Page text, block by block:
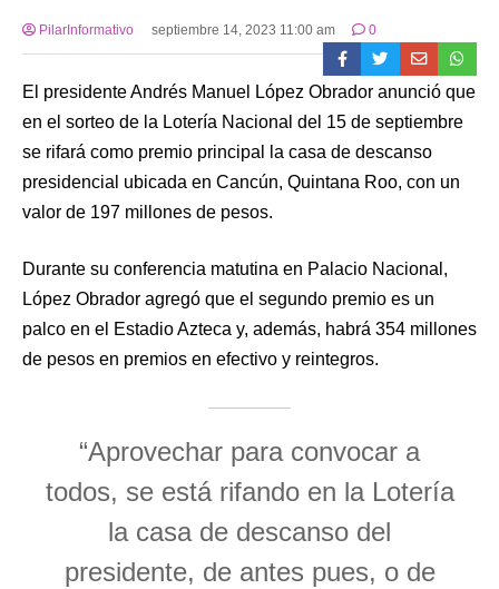
PilarInformativo septiembre 14, 2023 11:00 am 0
El presidente Andrés Manuel López Obrador anunció que
en el sorteo de la Lotería Nacional del 15 de septiembre
se rifará como premio principal la casa de descanso
presidencial ubicada en Cancún, Quintana Roo, con un
valor de 197 millones de pesos.
Durante su conferencia matutina en Palacio Nacional,
López Obrador agregó que el segundo premio es un
palco en el Estadio Azteca y, además, habrá 354 millones
de pesos en premios en efectivo y reintegros.
“Aprovechar para convocar a
todos, se está rifando en la Lotería
la casa de descanso del
presidente, de antes pues, o de